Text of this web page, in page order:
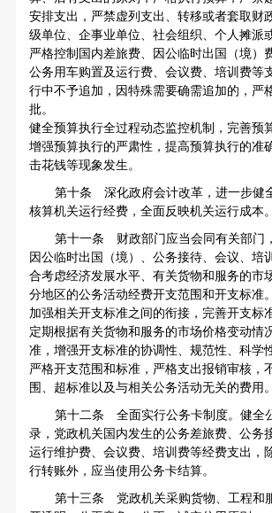
安排支出，严禁虚列支出、转移或者套取财
级单位、企事业单位、社会组织、个人摊派
严格控制国内差旅费、因公临时出国（境）
公务用车购置及运行费、会议费、培训费等
行中不予追加，因特殊需要确需追加的，严
批。
健全预算执行全过程动态监控机制，完善预
增强预算执行的严肃性，提高预算执行的准
击花钱等现象发生。
第十条 深化政府会计改革，进一步健
核算机关运行经费，全面反映机关运行成本。
第十一条 财政部门应当会同有关部门
因公临时出国（境）、公务接待、会议、培
合考虑经济发展水平、有关货物和服务的市
分地区的公务活动经费开支范围和开支标准。
加强相关开支标准之间的衔接，完善开支标
定期根据有关货物和服务的市场价格变动情
准，增强开支标准的协调性、规范性、科学性
严格开支范围和标准，严格支出报销审核，
围、超标准以及与相关公务活动无关的费用。
第十二条 全面实行公务卡制度。健全
录，党政机关国内发生的公务差旅费、公务
运行维护费、会议费、培训费等经费支出，
行转账外，应当使用公务卡结算。
第十三条 党政机关采购货物、工程和